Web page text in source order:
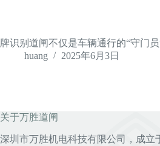
牌识别道闸不仅是车辆通行的“守门
huang
2025年6月3日
关于万胜道闸
深圳市万胜机电科技有限公司，成立